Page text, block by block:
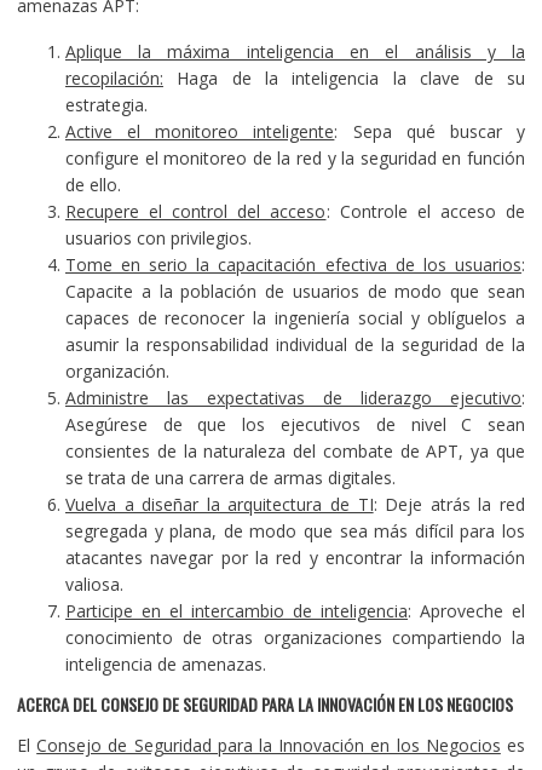
amenazas APT:
Aplique la máxima inteligencia en el análisis y la
recopilación: Haga de la inteligencia la clave de su
estrategia.
Active el monitoreo inteligente: Sepa qué buscar y
configure el monitoreo de la red y la seguridad en función
de ello.
Recupere el control del acceso: Controle el acceso de
usuarios con privilegios.
Tome en serio la capacitación efectiva de los usuarios:
Capacite a la población de usuarios de modo que sean
capaces de reconocer la ingeniería social y oblíguelos a
asumir la responsabilidad individual de la seguridad de la
organización.
Administre las expectativas de liderazgo ejecutivo:
Asegúrese de que los ejecutivos de nivel C sean
consientes de la naturaleza del combate de APT, ya que
se trata de una carrera de armas digitales.
Vuelva a diseñar la arquitectura de TI: Deje atrás la red
segregada y plana, de modo que sea más difícil para los
atacantes navegar por la red y encontrar la información
valiosa.
Participe en el intercambio de inteligencia: Aproveche el
conocimiento de otras organizaciones compartiendo la
inteligencia de amenazas.
ACERCA DEL CONSEJO DE SEGURIDAD PARA LA INNOVACIÓN EN LOS NEGOCIOS
ElConsejo de Seguridad para la Innovación en los Negocios es